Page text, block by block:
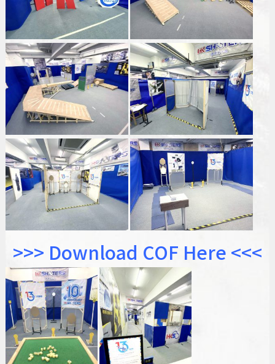
>>> Download COF Here <<<